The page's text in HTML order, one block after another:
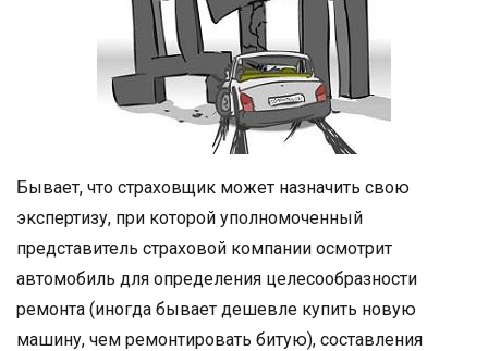
Бывает, что страховщик может назначить свою
экспертизу, при которой уполномоченный
представитель страховой компании осмотрит
автомобиль для определения целесообразности
ремонта (иногда бывает дешевле купить новую
машину, чем ремонтировать битую), составления